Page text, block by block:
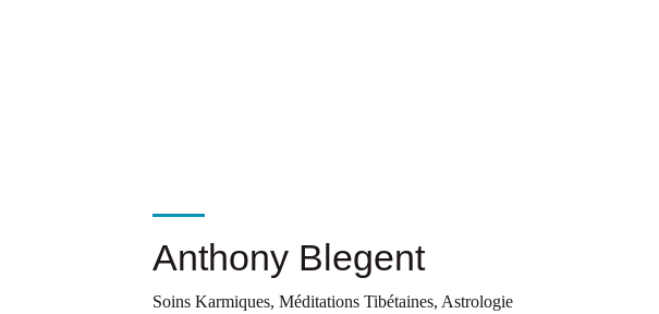
Anthony Blegent
Soins Karmiques, Méditations Tibétaines, Astrologie